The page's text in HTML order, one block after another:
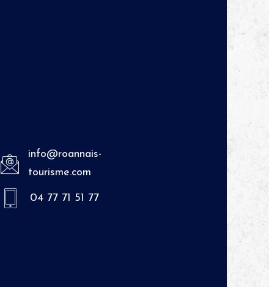
info@roannais-
tourisme.com
04 77 71 51 77